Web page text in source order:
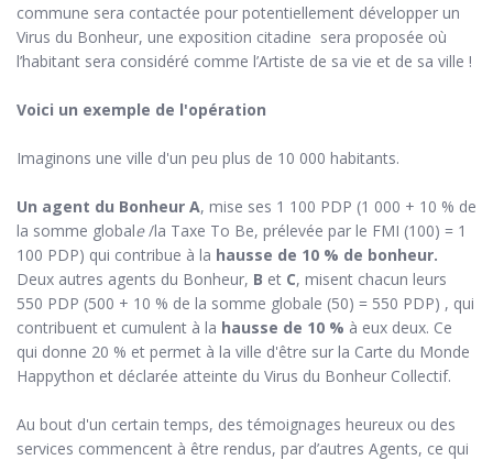
commune sera contactée pour potentiellement développer un
Virus du Bonheur, une exposition citadine sera proposée où
l’habitant sera considéré comme l’Artiste de sa vie et de sa ville !
Voici un exemple de l'opération
Imaginons une ville d'un peu plus de 10 000 habitants.
Un agent du Bonheur A, mise ses 1 100 PDP (1 000 + 10 % de
la somme globale/la Taxe To Be, prélevée par le FMI (100) = 1
100 PDP) qui contribue à la hausse de 10 % de bonheur.
Deux autres agents du Bonheur, B et C, misent chacun leurs
550 PDP (500 + 10 % de la somme globale (50) = 550 PDP) , qui
contribuent et cumulent à la hausse de 10 % à eux deux. Ce
qui donne 20 % et permet à la ville d'être sur la Carte du Monde
Happython et déclarée atteinte du Virus du Bonheur Collectif.
Au bout d'un certain temps, des témoignages heureux ou des
services commencent à être rendus, par d’autres Agents, ce qui